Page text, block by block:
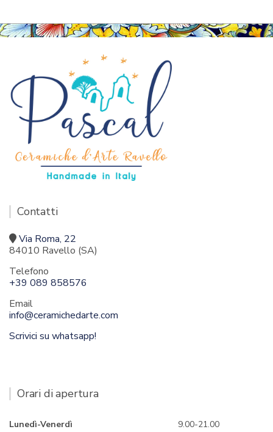
Contatti
Via Roma, 22
84010 Ravello (SA)
Telefono
+39 089 858576
Email
info@ceramichedarte.com
Scrivici su whatsapp!
Orari di apertura
Lunedì-Venerdì
9.00-21.00